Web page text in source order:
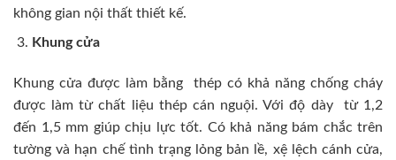
không gian nội thất thiết kế.
Khung cửa
Khung cửa được làm bằng thép có khả năng chống cháy
được làm từ chất liệu thép cán nguội. Với độ dày từ 1,2
đến 1,5 mm giúp chịu lực tốt. Có khả năng bám chắc trên
tường và hạn chế tình trạng lỏng bản lề, xệ lệch cánh cửa,